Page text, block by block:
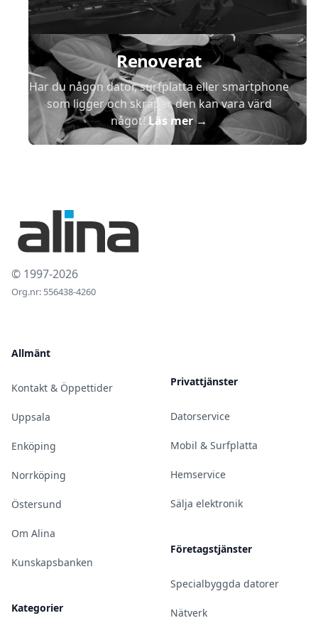
Renoverat
Har du någon dator, surfplatta eller smartphone
som ligger och skräpar, den kan vara värd
något!Läs mer→
© 1997-2026
Org.nr: 556438-4260
Allmänt
Kontakt & Öppettider
Uppsala
Enköping
Norrköping
Östersund
Om Alina
Kunskapsbanken
Kategorier
Privattjänster
Datorservice
Mobil & Surfplatta
Hemservice
Sälja elektronik
Företagstjänster
Specialbyggda datorer
Nätverk